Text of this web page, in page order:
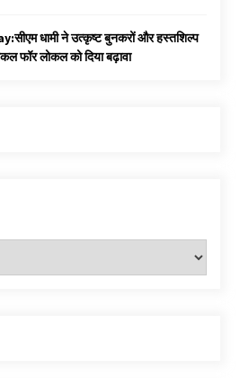
धामी ने उत्कृष्ट बुनकरों और हस्तशिल्प
फॉर लोकल को दिया बढ़ावा